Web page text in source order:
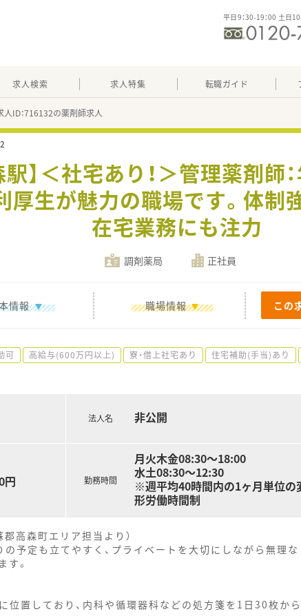
平日9：30-19：00 土日10
求人検索 求人特集 転職ガイド
人ID：716132の薬剤師求人
】＜社宅あり！＞管理薬剤師
生が魅力の職場です。体制
在宅業務にも注力
調剤薬局 正社員
情報 職場情報 この
可 高給与(600万円以上) 寮・借上社宅あり 住宅補助(手当)あり
円
法人名 非公開
勤務時間
月火木金08:30～18:00
水土08:30～12:30
※週平均40時間内の1ヶ月単位の
形労働時間制
高森町エリア担当より）
予定も立てやすく、プライベートを大切にしながら無理な
。
置しており、内科や循環器科などの処方箋を1日30枚か